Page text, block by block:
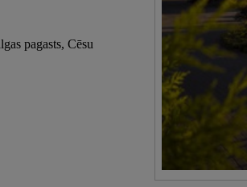
pagasts, Cēsu